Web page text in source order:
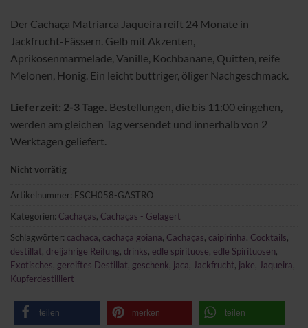
Der Cachaça Matriarca Jaqueira reift 24 Monate in
Jackfrucht-Fässern. Gelb mit Akzenten,
Aprikosenmarmelade, Vanille, Kochbanane, Quitten, reife
Melonen, Honig. Ein leicht buttriger, öliger Nachgeschmack.
Lieferzeit: 2-3 Tage. Bestellungen, die bis 11:00 eingehen,
werden am gleichen Tag versendet und innerhalb von 2
Werktagen geliefert.
Nicht vorrätig
Artikelnummer: ESCH058-GASTRO
Kategorien: Cachaças, Cachaças - Gelagert
Schlagwörter: cachaca, cachaça goiana, Cachaças, caipirinha, Cocktails,
destillat, dreijährige Reifung, drinks, edle spirituose, edle Spirituosen,
Exotisches, gereiftes Destillat, geschenk, jaca, Jackfrucht, jake, Jaqueira,
Kupferdestilliert
teilen merken teilen